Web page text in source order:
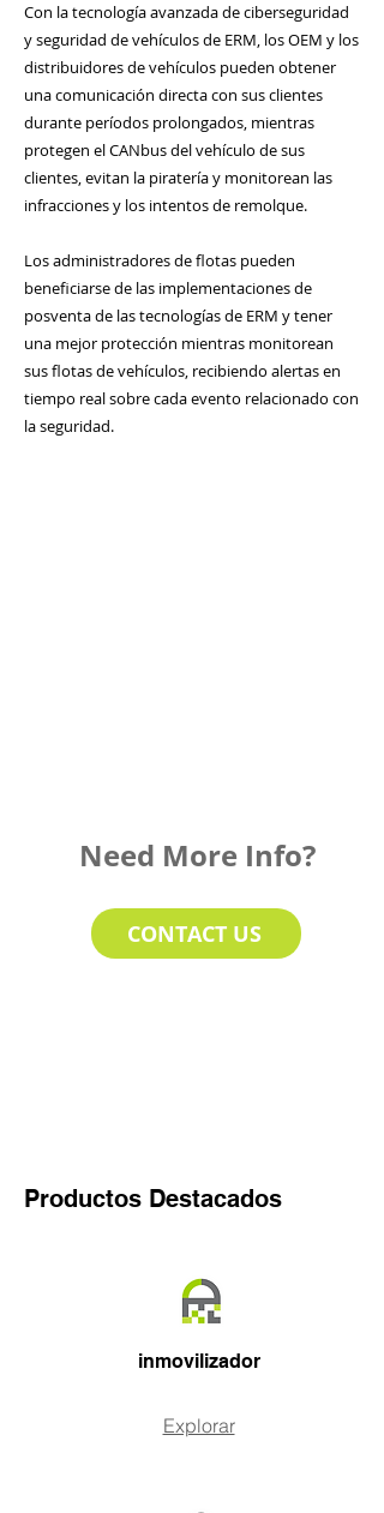
Con la tecnología avanzada de ciberseguridad
y seguridad de vehículos de ERM, los OEM y los
distribuidores de vehículos pueden obtener
una comunicación directa con sus clientes
durante períodos prolongados, mientras
protegen el CANbus del vehículo de sus
clientes, evitan la piratería y monitorean las
infracciones y los intentos de remolque.
Los administradores de flotas pueden
beneficiarse de las implementaciones de
posventa de las tecnologías de ERM y tener
una mejor protección mientras monitorean
sus flotas de vehículos, recibiendo alertas en
tiempo real sobre cada evento relacionado con
la seguridad.
Need More Info?
CONTACT US
Productos Destacados
inmovilizador
Explorar